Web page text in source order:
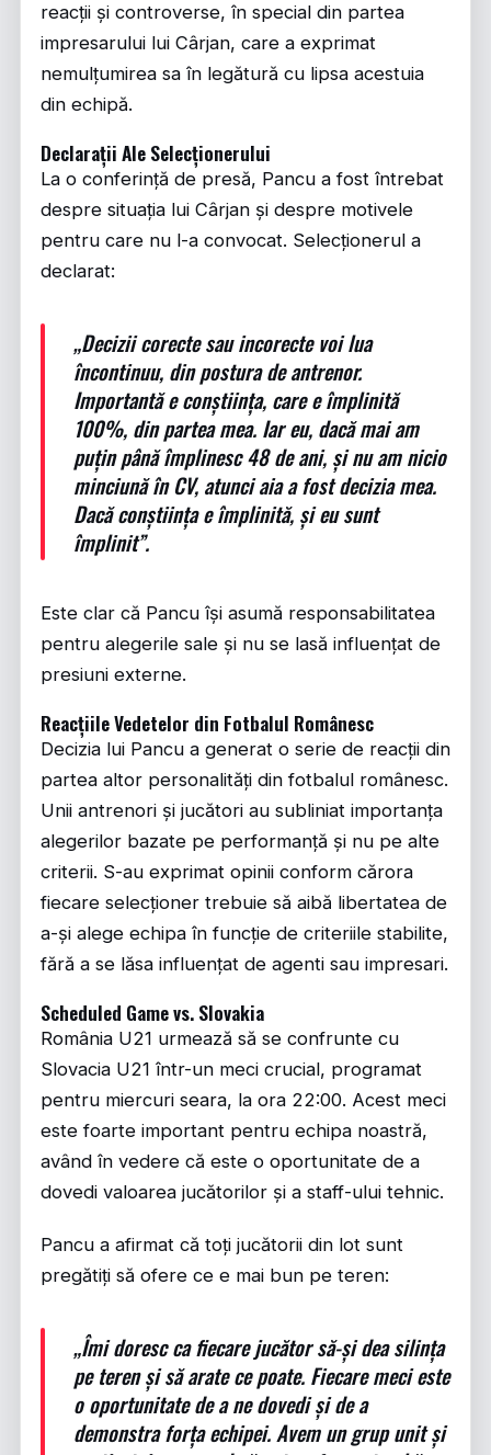
reacții și controverse, în special din partea
impresarului lui Cârjan, care a exprimat
nemulțumirea sa în legătură cu lipsa acestuia
din echipă.
Declarații Ale Selecționerului
La o conferință de presă, Pancu a fost întrebat
despre situația lui Cârjan și despre motivele
pentru care nu l-a convocat. Selecționerul a
declarat:
„Decizii corecte sau incorecte voi lua
încontinuu, din postura de antrenor.
Importantă e conștiința, care e împlinită
100%, din partea mea. Iar eu, dacă mai am
puțin până împlinesc 48 de ani, și nu am nicio
minciună în CV, atunci aia a fost decizia mea.
Dacă conștiința e împlinită, și eu sunt
împlinit”.
Este clar că Pancu își asumă responsabilitatea
pentru alegerile sale și nu se lasă influențat de
presiuni externe.
Reacțiile Vedetelor din Fotbalul Românesc
Decizia lui Pancu a generat o serie de reacții din
partea altor personalități din fotbalul românesc.
Unii antrenori și jucători au subliniat importanța
alegerilor bazate pe performanță și nu pe alte
criterii. S-au exprimat opinii conform cărora
fiecare selecționer trebuie să aibă libertatea de
a-și alege echipa în funcție de criteriile stabilite,
fără a se lăsa influențat de agenti sau impresari.
Scheduled Game vs. Slovakia
România U21 urmează să se confrunte cu
Slovacia U21 într-un meci crucial, programat
pentru miercuri seara, la ora 22:00. Acest meci
este foarte important pentru echipa noastră,
având în vedere că este o oportunitate de a
dovedi valoarea jucătorilor și a staff-ului tehnic.
Pancu a afirmat că toți jucătorii din lot sunt
pregătiți să ofere ce e mai bun pe teren:
„Îmi doresc ca fiecare jucător să-și dea silința
pe teren și să arate ce poate. Fiecare meci este
o oportunitate de a ne dovedi și de a
demonstra forța echipei. Avem un grup unit și